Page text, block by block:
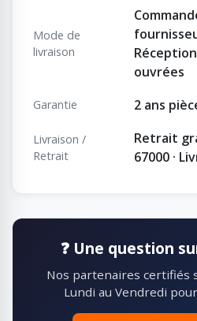
Mode de
livraison
ouvrées
Garantie 2 ans
Livraison /
Retrait
Retrait
67000 ·
❓ Une question
Nos partenaires certifiés
Lundi au Vendredi